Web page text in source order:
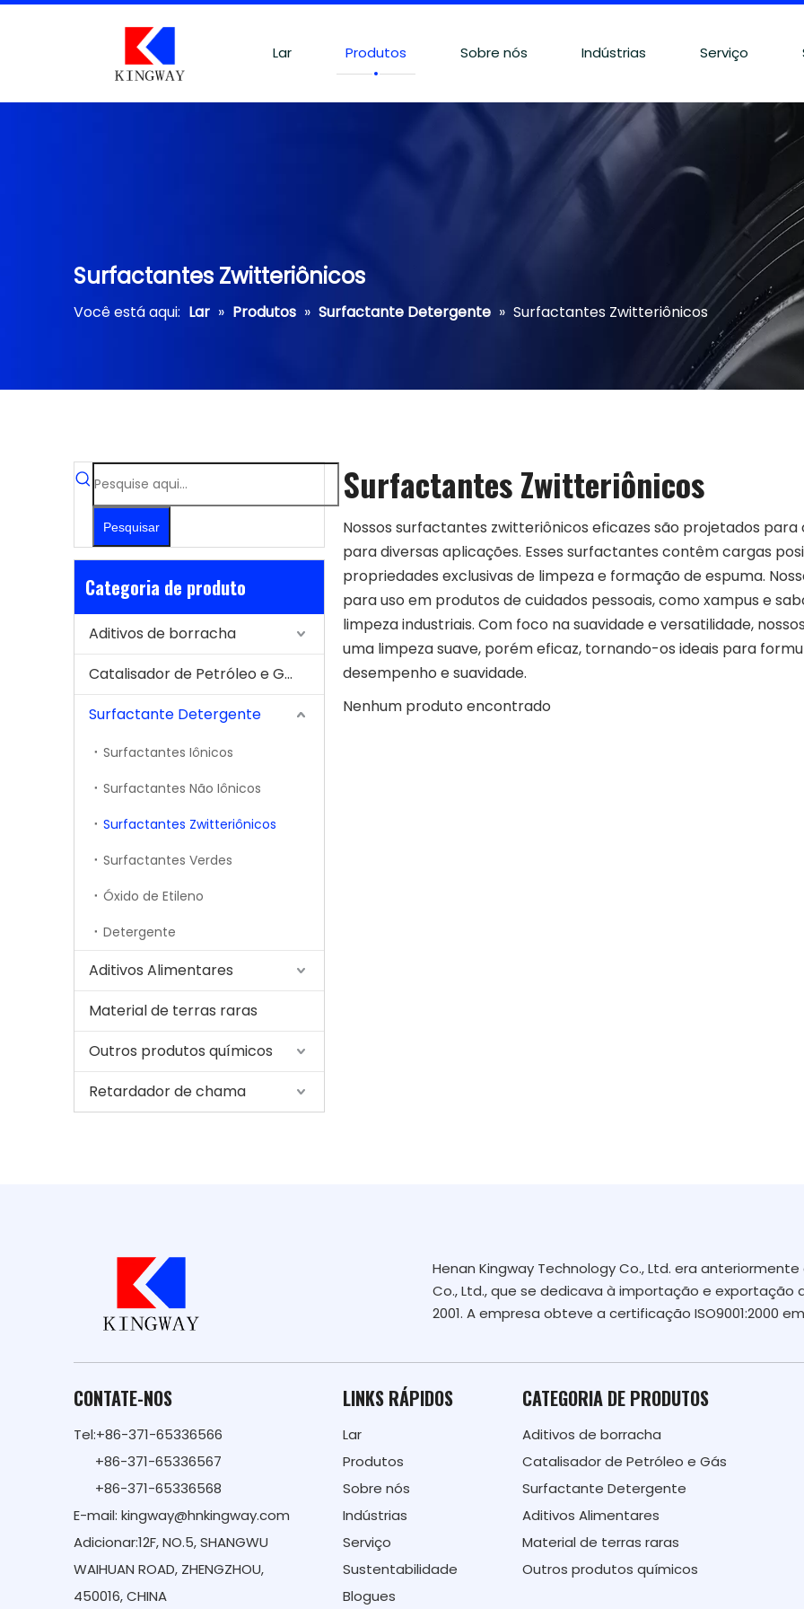
Lar Produtos Sobre nós Indústrias Serviço
Surfactantes Zwitteriônicos
Você está aqui: Lar » Produtos » Surfactante Detergente » Surfactantes Zwitteriônicos
Pesquisar
Categoria de produto
Aditivos de borracha
Catalisador de Petróleo e Gás
Surfactante Detergente
Surfactantes Iônicos
Surfactantes Não Iônicos
Surfactantes Zwitteriônicos
Surfactantes Verdes
Óxido de Etileno
Detergente
Aditivos Alimentares
Material de terras raras
Outros produtos químicos
Retardador de chama
Surfactantes Zwitteriônicos
Nossos surfactantes zwitteriônicos eficazes são projetados
para diversas aplicações. Esses surfactantes contêm cargas
propriedades exclusivas de limpeza e formação de espuma.
para uso em produtos de cuidados pessoais, como xampus e
limpeza industriais. Com foco na suavidade e versatilidade,
uma limpeza suave, porém eficaz, tornando-os ideais para
desempenho e suavidade.
Nenhum produto encontrado
Henan Kingway Technology Co., Ltd. era
Co., Ltd., que se dedicava à importação e
2001. A empresa obteve a certificação ISO9001:2000
CONTATE-NOS
Tel:+86-371-65336566
+86-371-65336567
+86-371-65336568
E-mail: kingway@hnkingway.com
Adicionar:12F, NO.5, SHANGWU
WAIHUAN ROAD, ZHENGZHOU,
450016, CHINA
LINKS RÁPIDOS
Lar
Produtos
Sobre nós
Indústrias
Serviço
Sustentabilidade
Blogues
CATEGORIA DE PRODUTOS
Aditivos de borracha
Catalisador de Petróleo e Gás
Surfactante Detergente
Aditivos Alimentares
Material de terras raras
Outros produtos químicos